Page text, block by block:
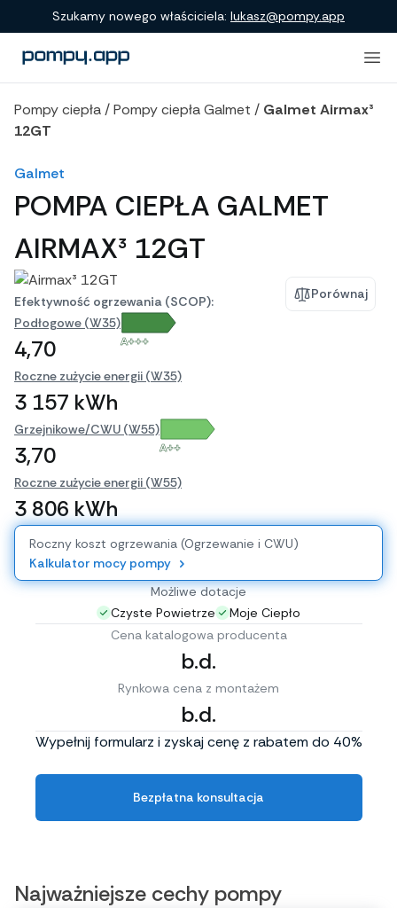
Porównanie produktów
Szukamy nowego właściciela: lukasz@pompy.app
Pompy ciepła /Pompy ciepła Galmet / Galmet Airmax³
12GT
Galmet
POMPA CIEPŁA GALMET
AIRMAX³ 12GT
Porównaj
Efektywność ogrzewania (SCOP):
Podłogowe (W35)
4,70 A+++
Roczne zużycie energii (W35)
3 157 kWh
Grzejnikowe/CWU (W55)
3,70 A++
Roczne zużycie energii (W55)
3 806 kWh
Roczny koszt ogrzewania (Ogrzewanie i CWU)
Kalkulator mocy pompy
Możliwe dotacje
Czyste Powietrze
Moje Ciepło
Cena katalogowa producenta
b.d.
Rynkowa cena z montażem
b.d.
Wypełnij formularz i zyskaj cenę z rabatem do 40%
Bezpłatna konsultacja
Najważniejsze cechy pompy